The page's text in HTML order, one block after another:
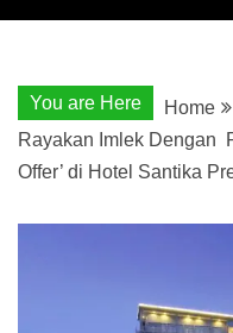
You are Here Home
Rayakan Imlek Dengan
Offer’ di Hotel Santika